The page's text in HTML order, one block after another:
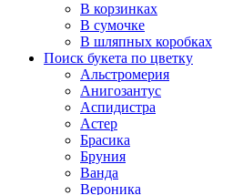
В корзинках
В сумочке
В шляпных коробках
Поиск букета по цветку
Альстромерия
Анигозантус
Аспидистра
Астер
Брасика
Бруния
Ванда
Вероника